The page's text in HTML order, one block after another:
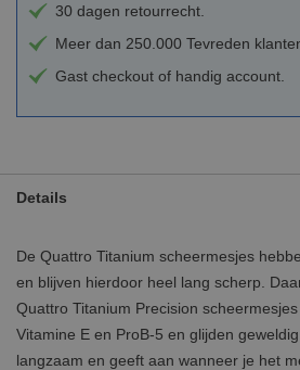
30 dagen retourrecht.
Meer dan 250.000 Tevreden
Gast checkout of handig account.
Details
De Quattro Titanium scheermesjes
en blijven hierdoor heel lang scherp.
Quattro Titanium Precision scheermesjes
Vitamine E en ProB-5 en glijden
langzaam en geeft aan wanneer je het